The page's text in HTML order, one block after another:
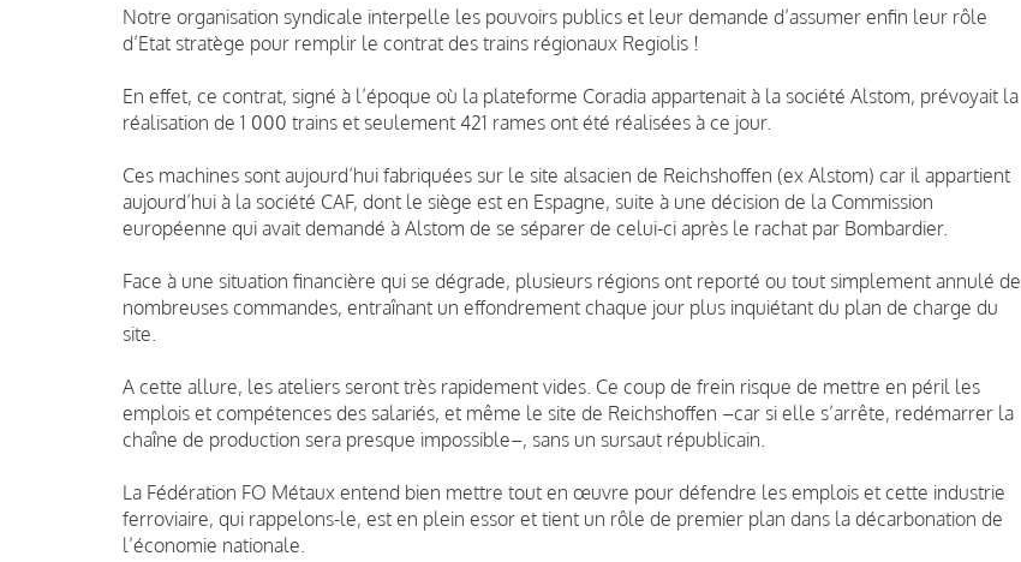
Notre organisation syndicale interpelle les pouvoirs publics et leur demande d’assumer enfin leur rôle
d’Etat stratège pour remplir le contrat des trains régionaux Regiolis !
En effet, ce contrat, signé à l’époque où la plateforme Coradia appartenait à la société Alstom, prévoyait la
réalisation de 1 000 trains et seulement 421 rames ont été réalisées à ce jour.
Ces machines sont aujourd’hui fabriquées sur le site alsacien de Reichshoffen (ex Alstom) car il appartient
aujourd’hui à la société CAF, dont le siège est en Espagne, suite à une décision de la Commission
européenne qui avait demandé à Alstom de se séparer de celui-ci après le rachat par Bombardier.
Face à une situation financière qui se dégrade, plusieurs régions ont reporté ou tout simplement annulé de
nombreuses commandes, entraînant un effondrement chaque jour plus inquiétant du plan de charge du
site.
A cette allure, les ateliers seront très rapidement vides. Ce coup de frein risque de mettre en péril les
emplois et compétences des salariés, et même le site de Reichshoffen –car si elle s’arrête, redémarrer la
chaîne de production sera presque impossible–, sans un sursaut républicain.
La Fédération FO Métaux entend bien mettre tout en œuvre pour défendre les emplois et cette industrie
ferroviaire, qui rappelons-le, est en plein essor et tient un rôle de premier plan dans la décarbonation de
l’économie nationale.